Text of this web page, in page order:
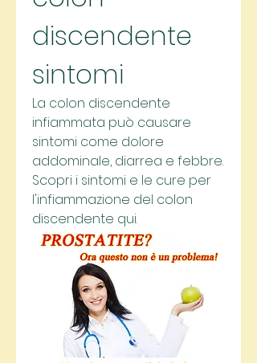
discendente
sintomi
La colon discendente
infiammata può causare
sintomi come dolore
addominale, diarrea e febbre.
Scopri i sintomi e le cure per
l'infiammazione del colon
discendente qui.